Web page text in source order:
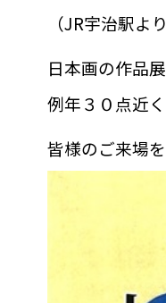
（JR宇治駅よ
日本画の作品
例年３０点近
皆様のご来場